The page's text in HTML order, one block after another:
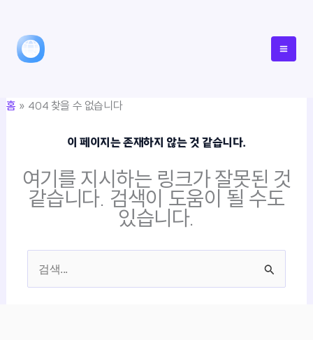
너홈 404 찾을 수 없습니다
이 페이지는 존재하지 않는 것 같습니다.
여기를 지시하는 링크가 잘못된 것
같습니다. 검색이 도움이 될 수도
있습니다.